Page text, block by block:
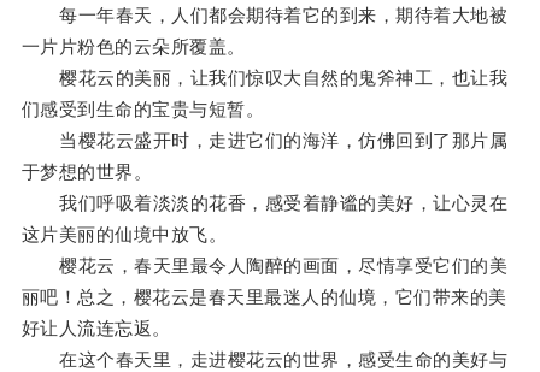
每一年春天，人们都会期待着它的到来，期待着大地被
一片片粉色的云朵所覆盖。
樱花云的美丽，让我们惊叹大自然的鬼斧神工，也让我
们感受到生命的宝贵与短暂。
当樱花云盛开时，走进它们的海洋，仿佛回到了那片属
于梦想的世界。
我们呼吸着淡淡的花香，感受着静谧的美好，让心灵在
这片美丽的仙境中放飞。
樱花云，春天里最令人陶醉的画面，尽情享受它们的美
丽吧！总之，樱花云是春天里最迷人的仙境，它们带来的美
好让人流连忘返。
在这个春天里，走进樱花云的世界，感受生命的美好与